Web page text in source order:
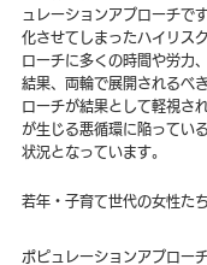
ュレーションアプローチで
化させてしまったハイリス
ローチに多くの時間や労力
結果、両輪で展開されるべ
ローチが結果として軽視さ
が生じる悪循環に陥ってい
状況となっています。
若年・子育て世代の女性た
ポピュレーションアプロー